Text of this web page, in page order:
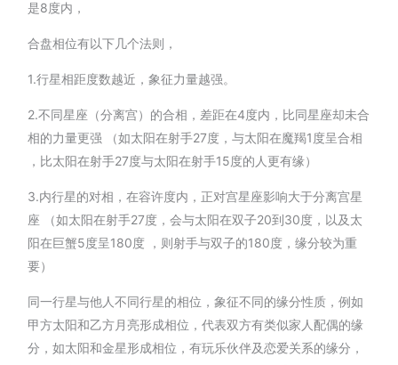
是8度内，
合盘相位有以下几个法则，
1.行星相距度数越近，象征力量越强。
2.不同星座（分离宫）的合相，差距在4度内，比同星座却未合
相的力量更强 （如太阳在射手27度，与太阳在魔羯1度呈合相
，比太阳在射手27度与太阳在射手15度的人更有缘）
3.内行星的对相，在容许度内，正对宫星座影响大于分离宫星
座 （如太阳在射手27度，会与太阳在双子20到30度，以及太
阳在巨蟹5度呈180度 ，则射手与双子的180度，缘分较为重
要）
同一行星与他人不同行星的相位，象征不同的缘分性质，例如
甲方太阳和乙方月亮形成相位，代表双方有类似家人配偶的缘
分，如太阳和金星形成相位，有玩乐伙伴及恋爱关系的缘分，